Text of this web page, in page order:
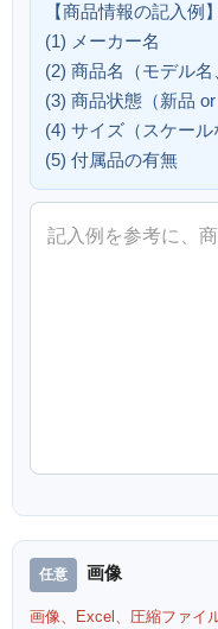
【商品情報の記入例】
(1) メーカー名
(2) 商品名（モデル名
(3) 商品状態（新品
(4) サイズ（スケール
(5) 付属品の有無
画像
画像、Excel、圧縮ファイ